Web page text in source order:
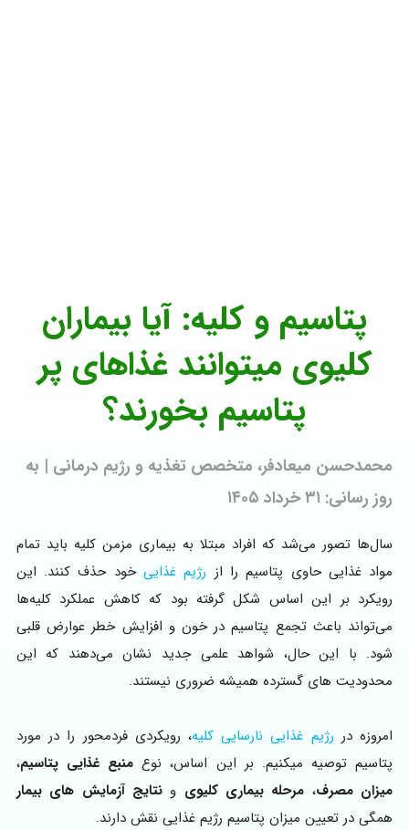
پتاسیم و کلیه: آیا بیماران
کلیوی میتوانند غذاهای پر
پتاسیم بخورند؟
محمدحسن میعادفر، متخصص تغذیه و رژیم درمانی | به
روز رسانی: ۳۱ خرداد ۱۴۰۵
سال‌ها تصور می‌شد که افراد مبتلا به بیماری مزمن کلیه باید تمام
مواد غذایی حاوی پتاسیم را از رژیم غذاییخود حذف کنند. این
رویکرد بر این اساس شکل گرفته بود که کاهش عملکرد کلیه‌ها
می‌تواند باعث تجمع پتاسیم در خون و افزایش خطر عوارض قلبی
شود. با این حال، شواهد علمی جدید نشان می‌دهند که این
محدودیت‌ های گسترده همیشه ضروری نیستند.
امروزه در رژیم غذایی نارسایی کلیه، رویکردی فردمحور را در مورد
پتاسیم توصیه میکنیم. بر این اساس، نوع منبع غذایی پتاسیم،
میزان مصرف، مرحله بیماری کلیوی ونتایج آزمایش‌ های بیمار
همگی در تعیین میزان پتاسیم رژیم غذایی نقش دارند.